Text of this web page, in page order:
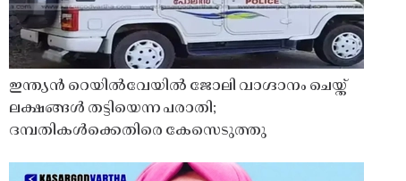
ഇന്ത്യൻ റെയിൽവേയിൽ ജോലി വാഗ്ദാനം ചെയ്ത്
ലക്ഷങ്ങൾ തട്ടിയെന്ന പരാതി;
ദമ്പതികൾക്കെതിരെ കേസെടുത്തു